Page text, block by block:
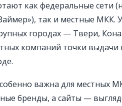
как федеральные сети
так и местные МКК.
городах — Твери,
компаний точки выдачи
важна для местных
бренды, а сайты —